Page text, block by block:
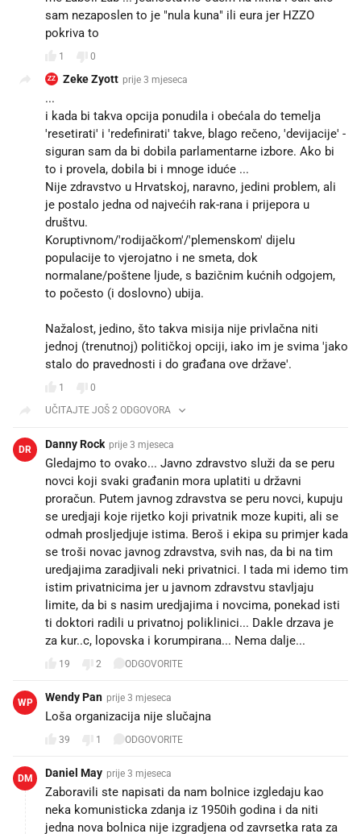
sam nezaposlen to je "nula kuna" ili eura jer HZZO
pokriva to
1 0
ZZ Zeke Zyott prije 3 mjeseca
...
i kada bi takva opcija ponudila i obećala do temelja
'resetirati' i 'redefinirati' takve, blago rečeno, 'devijacije' -
siguran sam da bi dobila parlamentarne izbore. Ako bi
to i provela, dobila bi i mnoge iduće ...
Nije zdravstvo u Hrvatskoj, naravno, jedini problem, ali
je postalo jedna od najvećih rak-rana i prijepora u
društvu.
Koruptivnom/'rodijačkom'/'plemenskom' dijelu
populacije to vjerojatno i ne smeta, dok
normalane/poštene ljude, s bazičnim kućnih odgojem,
to počesto (i doslovno) ubija.
Nažalost, jedino, što takva misija nije privlačna niti
jednoj (trenutnoj) političkoj opciji, iako im je svima 'jako
stalo do pravednosti i do građana ove države'.
1
0
UČITAJTE JOŠ 2 ODGOVORA
DR Danny Rock prije 3 mjeseca
Gledajmo to ovako... Javno zdravstvo služi da se peru
novci koji svaki građanin mora uplatiti u državni
proračun. Putem javnog zdravstva se peru novci, kupuju
se uredjaji koje rijetko koji privatnik moze kupiti, ali se
odmah prosljedjuje istima. Beroš i ekipa su primjer kada
se troši novac javnog zdravstva, svih nas, da bi na tim
uredjajima zaradjivali neki privatnici. I tada mi idemo tim
istim privatnicima jer u javnom zdravstvu stavljaju
limite, da bi s nasim uredjajima i novcima, ponekad isti
ti doktori radili u privatnoj poliklinici... Dakle drzava je
za kur..c, lopovska i korumpirana... Nema dalje...
19 2 ODGOVORITE
WP Wendy Pan prije 3 mjeseca
Loša organizacija nije slučajna
39 1 ODGOVORITE
DM Daniel May prije 3 mjeseca
Zaboravili ste napisati da nam bolnice izgledaju kao
neka komunisticka zdanja iz 1950ih godina i da niti
jedna nova bolnica nije izgradjena od zavrsetka rata za